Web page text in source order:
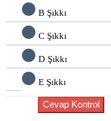
B Şıkkı
C Şıkkı
D Şıkkı
E Şıkkı